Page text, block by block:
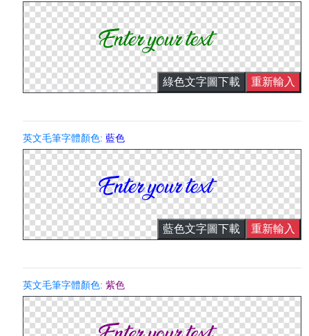
綠色文字圖下載 重新輸入
英文毛筆字體顏色:藍色
藍色文字圖下載 重新輸入
英文毛筆字體顏色:紫色